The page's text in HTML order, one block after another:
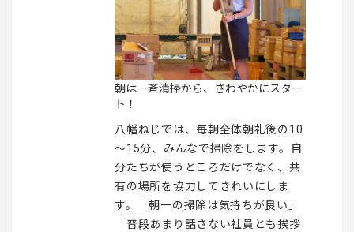
朝は一斉清掃から、さわやかにスター
ト！
八幡ねじでは、毎朝全体朝礼後の10
～15分、みんなで掃除をします。自
分たちが使うところだけでなく、共
有の場所を協力してきれいにしま
す。「朝一の掃除は気持ちが良い」
「普段あまり話さない社員とも挨拶